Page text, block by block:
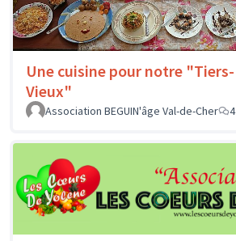
Une cuisine pour notre "Tiers-
Vieux"
Association BEGUIN'âge Val-de-Cher
4